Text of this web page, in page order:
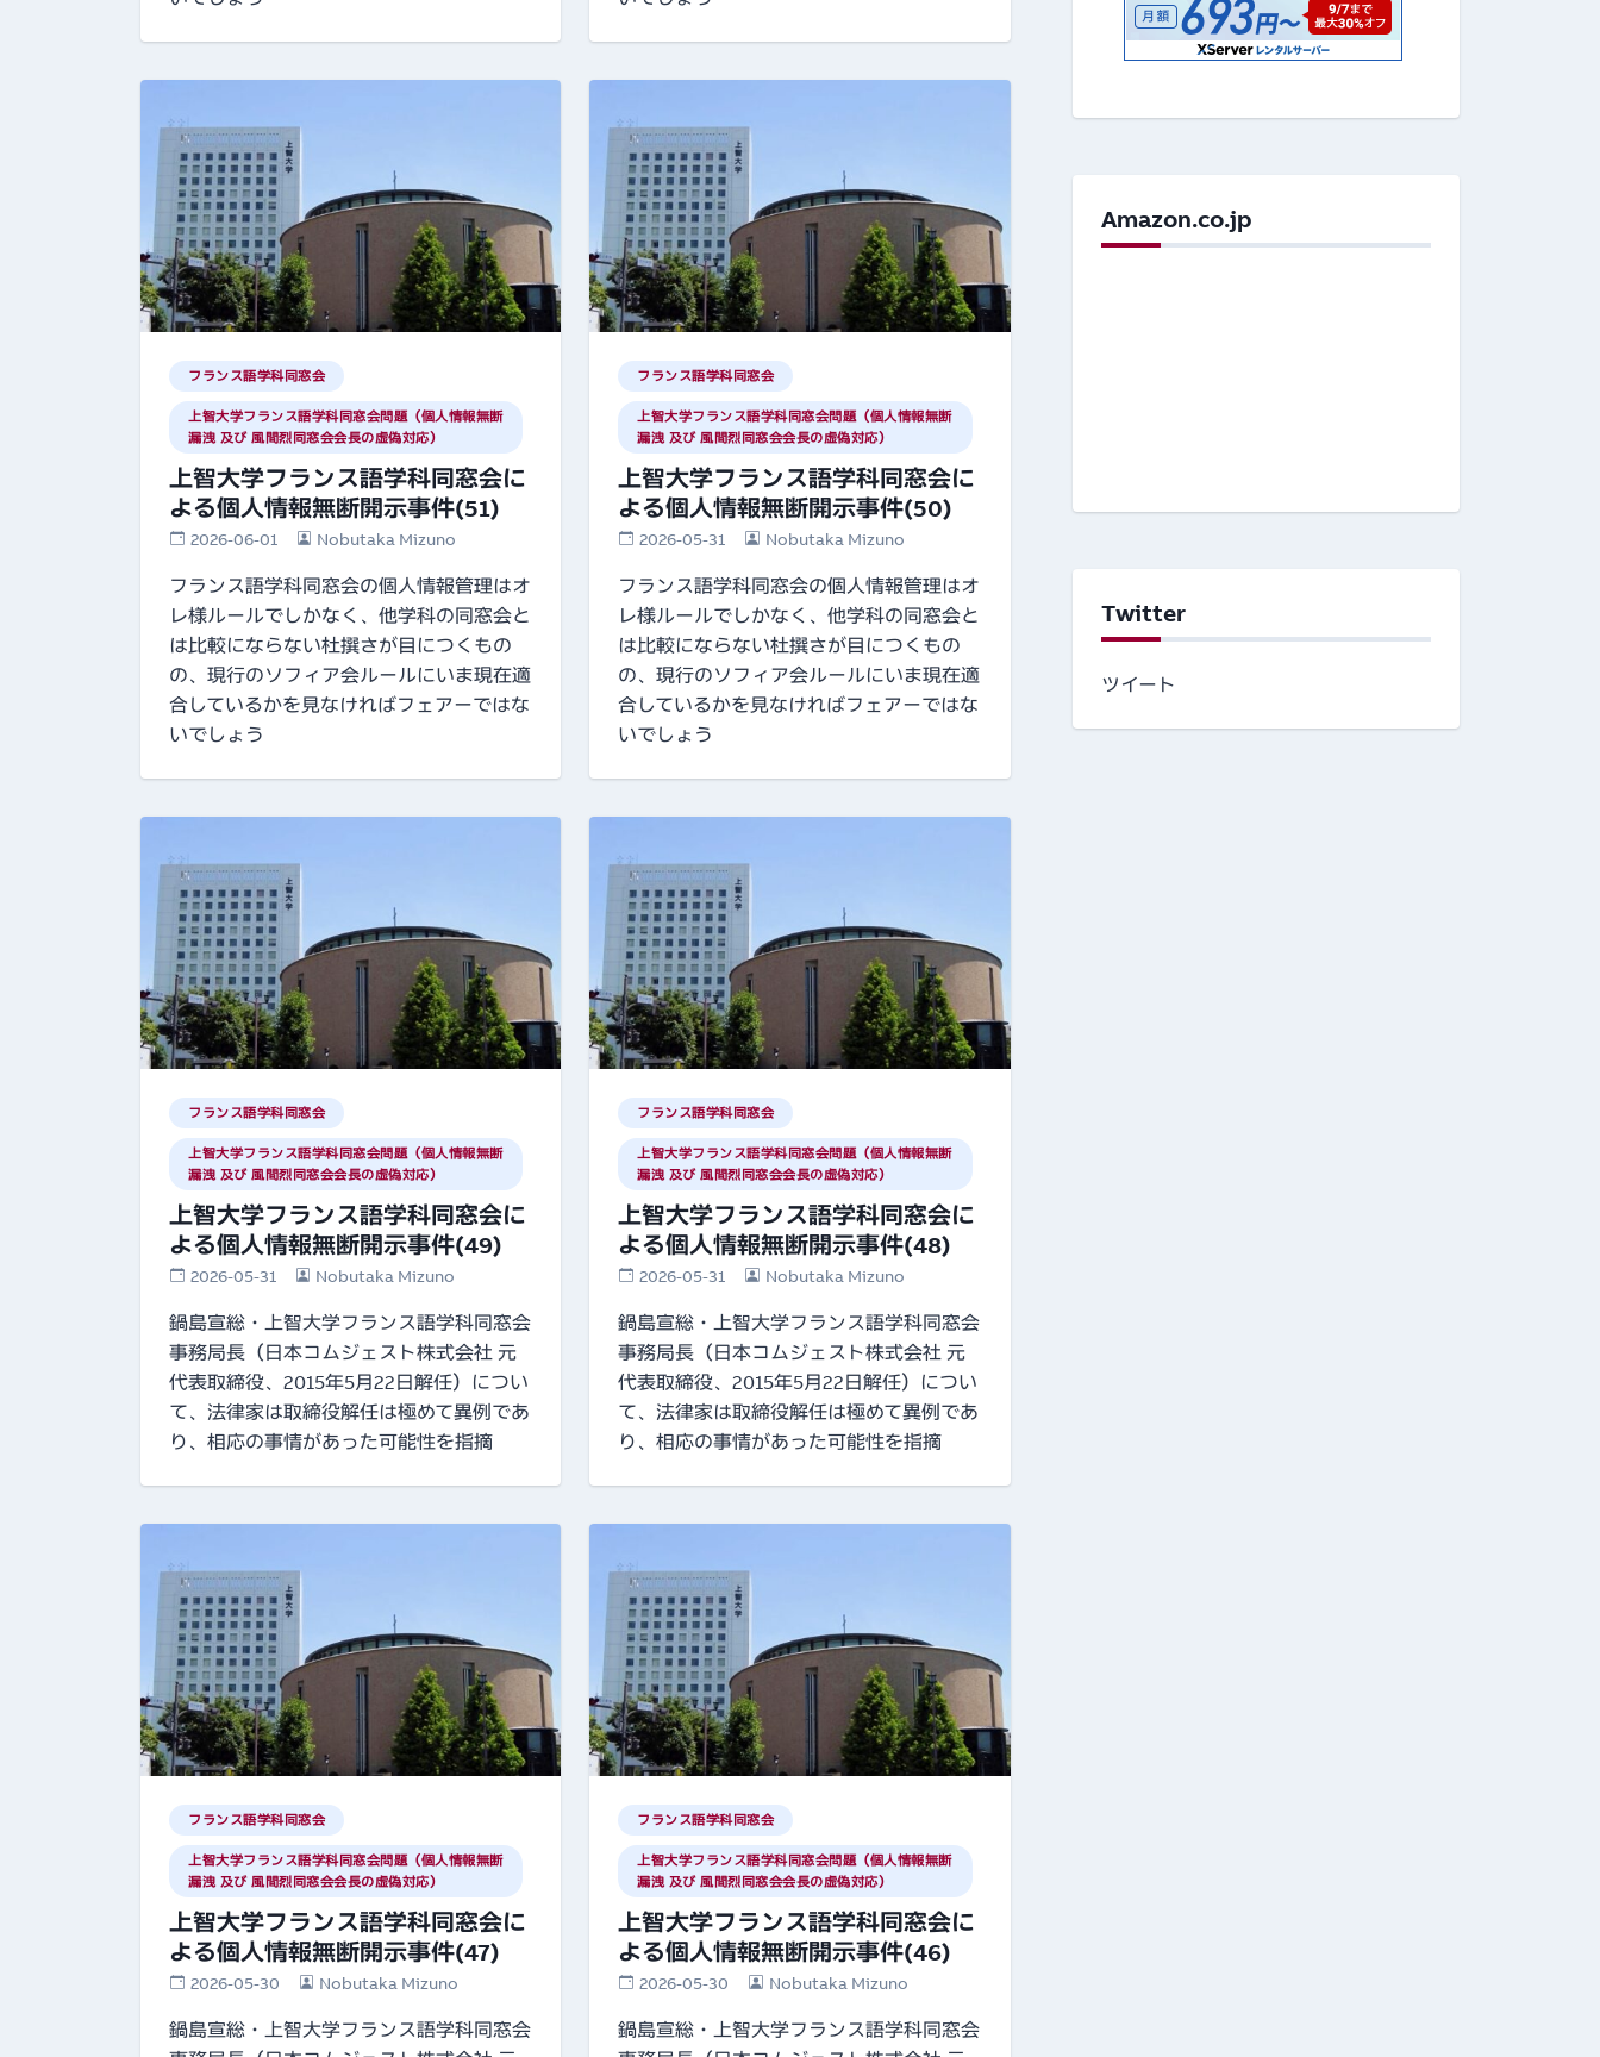
フランス語学科同窓会
上智大学フランス語学科同窓会問題（個人情報無断
漏洩 及び 風間烈同窓会会長の虚偽対応）
上智大学フランス語学科同窓会に
よる個人情報無断開示事件(51)
2026-06-01 Nobutaka Mizuno
フランス語学科同窓会の個人情報管理はオ
レ様ルールでしかなく、他学科の同窓会と
は比較にならない杜撰さが目につくもの
の、現行のソフィア会ルールにいま現在適
合しているかを見なければフェアーではな
いでしょう
フランス語学科同窓会
上智大学フランス語学科同窓会問題（個人情報無断
漏洩 及び 風間烈同窓会会長の虚偽対応）
上智大学フランス語学科同窓会に
よる個人情報無断開示事件(50)
2026-05-31 Nobutaka Mizuno
フランス語学科同窓会の個人情報管理はオ
レ様ルールでしかなく、他学科の同窓会と
は比較にならない杜撰さが目につくもの
の、現行のソフィア会ルールにいま現在適
合しているかを見なければフェアーではな
いでしょう
フランス語学科同窓会
上智大学フランス語学科同窓会問題（個人情報無断
漏洩 及び 風間烈同窓会会長の虚偽対応）
上智大学フランス語学科同窓会に
よる個人情報無断開示事件(49)
2026-05-31 Nobutaka Mizuno
鍋島宣総・上智大学フランス語学科同窓会
事務局長（日本コムジェスト株式会社 元
代表取締役、2015年5月22日解任）につい
て、法律家は取締役解任は極めて異例であ
り、相応の事情があった可能性を指摘
フランス語学科同窓会
上智大学フランス語学科同窓会問題（個人情報無断
漏洩 及び 風間烈同窓会会長の虚偽対応）
上智大学フランス語学科同窓会に
よる個人情報無断開示事件(48)
2026-05-31 Nobutaka Mizuno
鍋島宣総・上智大学フランス語学科同窓会
事務局長（日本コムジェスト株式会社 元
代表取締役、2015年5月22日解任）につい
て、法律家は取締役解任は極めて異例であ
り、相応の事情があった可能性を指摘
フランス語学科同窓会
上智大学フランス語学科同窓会問題（個人情報無断
漏洩 及び 風間烈同窓会会長の虚偽対応）
上智大学フランス語学科同窓会に
よる個人情報無断開示事件(47)
2026-05-30 Nobutaka Mizuno
鍋島宣総・上智大学フランス語学科同窓会
フランス語学科同窓会
上智大学フランス語学科同窓会問題（個人情報無断
漏洩 及び 風間烈同窓会会長の虚偽対応）
上智大学フランス語学科同窓会に
よる個人情報無断開示事件(46)
2026-05-30 Nobutaka Mizuno
鍋島宣総・上智大学フランス語学科同窓会
Amazon.co.jp
Twitter
ツイート